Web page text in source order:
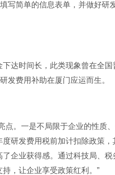
写简单的信息表单，并做好研
达时间长，此类现象曾在全国
发费用补助在厦门应运而生。
。一是不局限于企业的性质
研发费用税前加计扣除政策
企业获得感。通过科技局、
，让企业享受政策红利。”